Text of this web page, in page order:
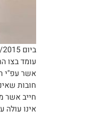
אשר עפ"י
חייב אשר